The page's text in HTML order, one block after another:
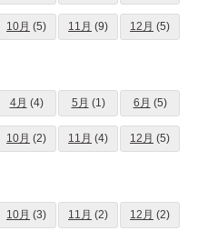
10月 (5) 11月 (9) 12月 (5)
4月 (4) 5月 (1) 6月 (5)
10月 (2) 11月 (4) 12月 (5)
10月 (3) 11月 (2) 12月 (2)